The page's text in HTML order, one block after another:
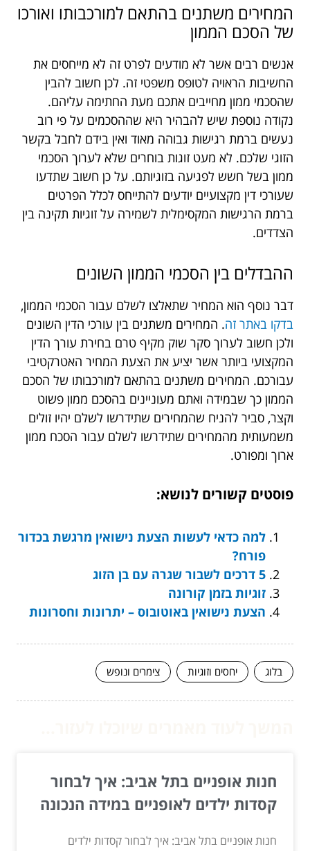
המחירים משתנים בהתאם למורכבותו ואורכו
של הסכם הממון
אנשים רבים אשר לא מודעים לפרט זה לא מייחסים את
החשיבות הראויה לטופס משפטי זה. לכן חשוב להבין
שהסכמי ממון מחייבים אתכם מעת החתימה עליהם.
נקודה נוספת שיש להבהיר היא שההסכמים על פי רוב
נעשים ברמת רגישות גבוהה מאוד ואין בידם לחבל בקשר
הזוגי שלכם. לא מעט זוגות בוחרים שלא לערוך הסכמי
ממון בשל חשש לפגיעה בזוגיותם. על כן חשוב שתדעו
שעורכי דין מקצועיים יודעים להתייחס לכלל הפרטים
ברמת הרגישות המקסימלית לשמירה על זוגיות תקינה בין
הצדדים.
ההבדלים בין הסכמי הממון השונים
דבר נוסף הוא המחיר שתאלצו לשלם עבור הסכמי הממון,
בדקו באתר זה. המחירים משתנים בין עורכי הדין השונים
ולכן חשוב לערוך סקר שוק מקיף טרם בחירת עורך הדין
המקצועי ביותר אשר יציע את הצעת המחיר האטרקטיבי
עבורכם. המחירים משתנים בהתאם למורכבותו של הסכם
הממון כך שבמידה ואתם מעוניינים בהסכם ממון פשוט
וקצר, סביר להניח שהמחירים שתידרשו לשלם יהיו זולים
משמעותית מהמחירים שתידרשו לשלם עבור הסכח ממון
ארוך ומפורט.
פוסטים קשורים לנושא:
למה כדאי לעשות הצעת נישואין מרגשת בכדור
פורח?
5 דרכים לשבור שגרה עם בן הזוג
זוגיות בזמן קורונה
הצעת נישואין באוטובוס – יתרונות וחסרונות
בלוג יחסים וזוגיות צימרים ונופש
חנות אופניים בתל אביב: איך לבחור
קסדות ילדים לאופניים במידה הנכונה
חנות אופניים בתל אביב: איך לבחור קסדות ילדים